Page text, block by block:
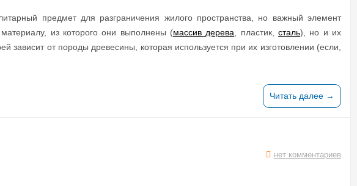
предмет для разграничения жилого пространства, но важный элемент
из которого они выполнены (массив дерева , пластик, сталь), но и их
от породы древесины, которая используется при их изготовлении (если,
Читать далее →
нет комментариев